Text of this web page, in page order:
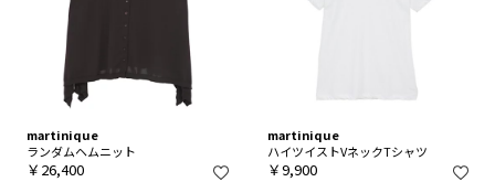
martinique
ランダムヘムニット
￥26,400
martinique
ハイツイストVネックTシャツ
￥9,900